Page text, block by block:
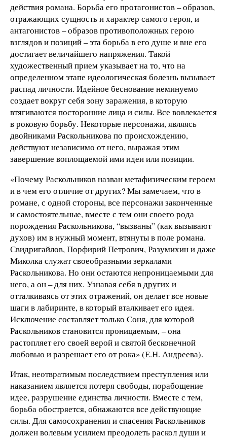
действия романа. Борьба его протагонистов – образов,
отражающих сущность и характер самого героя, и
антагонистов – образов противоположных герою
взглядов и позиций – эта борьба в его душе и вне его
достигает величайшего напряжения. Такой
художественный прием указывает на то, что на
определенном этапе идеологическая болезнь вызывает
распад личности. Идейное беснование неминуемо
создает вокруг себя зону заражения, в которую
втягиваются посторонние лица и силы. Все вовлекается
в роковую борьбу. Некоторые персонажи, являясь
двойниками Раскольникова по происхождению,
действуют независимо от него, выражая этим
завершение воплощаемой ими идеи или позиции.
«Почему Раскольников назван метафизическим героем
и в чем его отличие от других? Мы замечаем, что в
романе, с одной стороны, все персонажи законченные
и самостоятельные, вместе с тем они своего рода
порождения Раскольникова, “вызваны” (как вызывают
духов) им в нужный момент, втянуты в поле романа.
Свидригайлов, Порфирий Петрович, Разумихин и даже
Миколка служат своеобразными зеркалами
Раскольникова. Но они остаются непроницаемыми для
него, а он – для них. Узнавая себя в других и
отталкиваясь от этих отражений, он делает все новые
шаги в лабиринте, в который вталкивает его идея.
Исключение составляет только Соня, для которой
Раскольников становится проницаемым, – она
растопляет его своей верой и святой бесконечной
любовью и разрешает его от рока» (Е.Н. Андреева).
Итак, неотвратимым последствием преступления или
наказанием является потеря свободы, порабощение
идее, разрушение единства личности. Вместе с тем,
борьба обостряется, обнажаются все действующие
силы. Для самосохранения и спасения Раскольников
должен волевым усилием преодолеть раскол души и